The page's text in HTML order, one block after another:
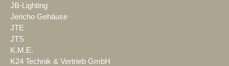
JB-Lighting
Jericho Gehäuse
JTE
JTS
K.M.E.
K24 Technik & Vertrieb GmbH